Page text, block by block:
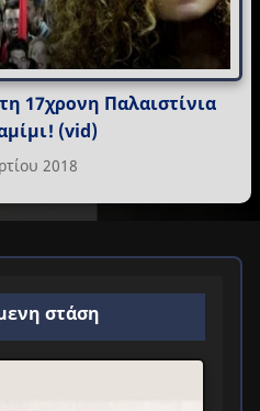
17χρονη Παλαιστίνια
(vid)
2018
στάση